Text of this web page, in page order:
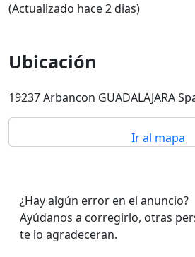
(Actualizado hace 2 dias)
Ubicación
19237 Arbancon GUADALAJARA
Ir al mapa
¿Hay algún error en el anuncio?
Ayúdanos a corregirlo, otras
te lo agradeceran.